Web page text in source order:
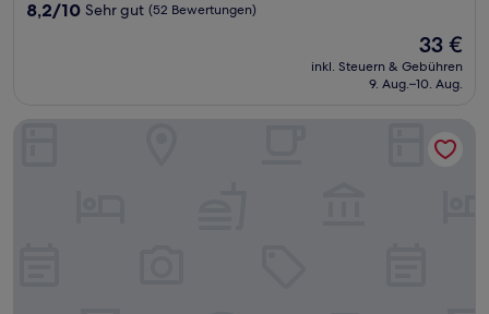
8.2
Bewertungen)
8,2/10 Sehr gut (52 Bewertungen)
Der
Preis
beträgt
33 €
inkl. Steuern & Gebühren
9. Aug.–10. Aug.
DiRoma Exclusive - Direto com o Grupo DiRoma - acesso